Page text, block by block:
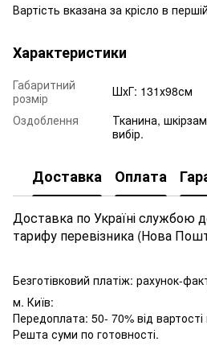
Вартість вказана за крісло в
Характеристики
Габаритний
розмір
ШхГ: 131х98см
Оздоблення
Тканина,
вибір.
Доставка Оплата
Доставка по Україні службою
тарифу перевізника (Нова
Безготівковий платіж: рахунок-
м. Київ:
Передоплата: 50- 70% від вартості
Решта суми по готовності.